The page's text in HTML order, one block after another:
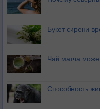
Букет сирени
Чай матча
Способность